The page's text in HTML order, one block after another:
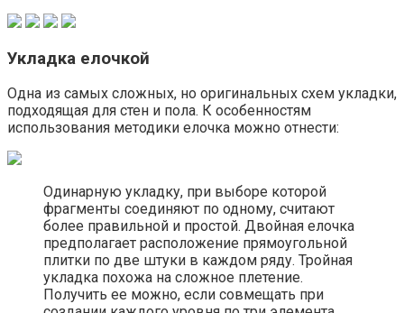
Укладка елочкой
Одна из самых сложных, но оригинальных схем укладки,
подходящая для стен и пола. К особенностям
использования методики елочка можно отнести:
Одинарную укладку, при выборе которой
фрагменты соединяют по одному, считают
более правильной и простой. Двойная елочка
предполагает расположение прямоугольной
плитки по две штуки в каждом ряду. Тройная
укладка похожа на сложное плетение.
Получить ее можно, если совмещать при